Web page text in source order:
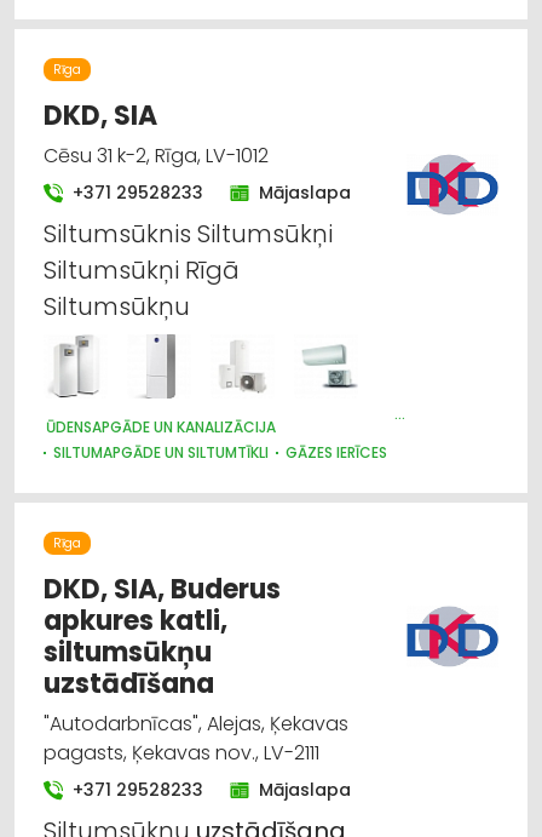
Enerģija: alternatīvā
Gāzes ierīces
Rīga
DKD, SIA
Cēsu 31 k-2, Rīga, LV-1012
+371 29528233 Mājaslapa
Siltumsūknis Siltumsūkņi
Siltumsūkņi Rīgā
Siltumsūkņu
ŪDENSAPGĀDE UN KANALIZĀCIJA
SILTUMAPGĀDE UN SILTUMTĪKLI
GĀZES IERĪCES
VENTILĀCIJAS UN KONDICIONĒŠANAS SISTĒMAS UN IEKĀRTAS
Rīga
DKD, SIA, Buderus
apkures katli,
siltumsūkņu
uzstādīšana
"Autodarbnīcas", Alejas, Ķekavas
pagasts, Ķekavas nov., LV-2111
+371 29528233 Mājaslapa